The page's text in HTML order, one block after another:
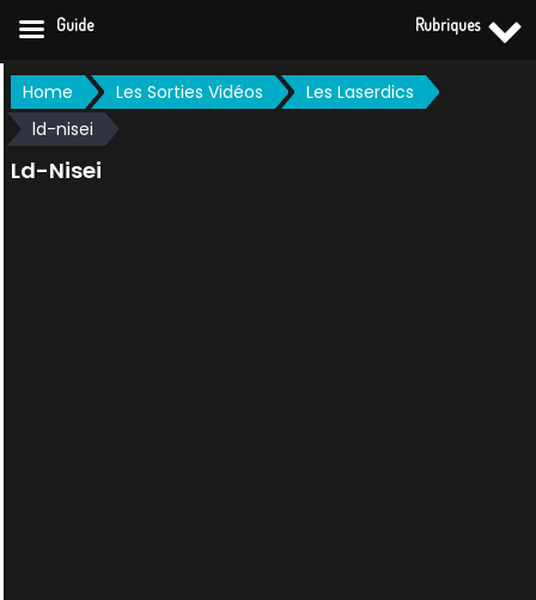
Skip
to
content
Home Les Sorties Vidéos
Les Laserdics
ld-nisei
Ld-Nisei
Guide Rubriques